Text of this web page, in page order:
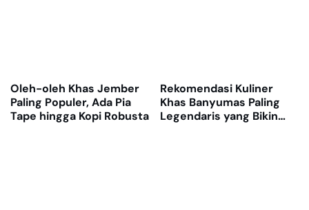
Oleh-oleh Khas Jember
Paling Populer, Ada Pia
Tape hingga Kopi Robusta
Rekomendasi Kuliner
Khas Banyumas Paling
Legendaris yang Bikin